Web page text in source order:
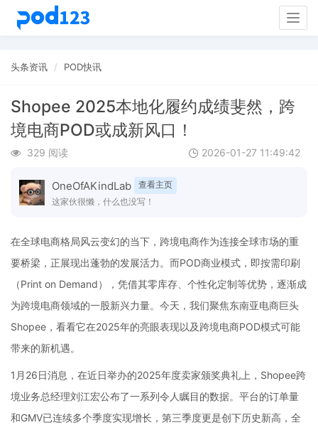
头条资讯 POD快讯
Shopee 2025本地化履约成绩斐然，跨
境电商POD或成新风口！
329 阅读 2026-01-27 11:49:42
OneOfAKindLab
查看主页
这家伙很懒，什么也没写！
在全球电商格局风云变幻的当下，跨境电商作为连接全球市场的重
要桥梁，正展现出蓬勃的发展活力。而POD商业模式，即按需印刷
（Print on Demand），凭借其零库存、个性化定制等优势，逐渐成
为跨境电商领域的一股新兴力量。今天，我们聚焦东南亚电商巨头
Shopee，看看它在2025年的亮眼表现以及跨境电商POD模式可能
带来的新机遇。
1月26日消息，在近日举办的2025年度卖家颁奖典礼上，Shopee跨
境业务总经理刘江宏公布了一系列令人瞩目的数据。平台的订单量
和GMV已连续多个季度实现增长，第三季度更是创下历史新高，全